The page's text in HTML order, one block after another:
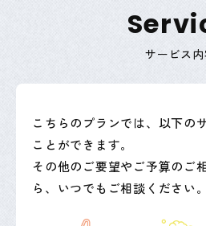
Servi
サービス
こちらのプランでは、以下の
ことができます。
その他のご要望やご予算のご
ら、いつでもご相談ください。